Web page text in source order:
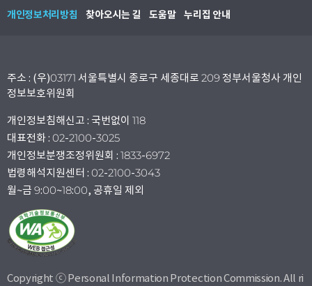
개인정보처리방침 찾아오시는 길 도움말 누리집 안내
주소 : (우)03171 서울특별시 종로구 세종대로 209 정부서울청사 개인
정보보호위원회
개인정보침해신고 : 국번없이 118
대표전화 : 02-2100-3025
개인정보분쟁조정위원회 : 1833-6972
법령해석지원센터 : 02-2100-3043
월~금 9:00~18:00, 공휴일 제외
Copyright ⓒ Personal Information Protection Commission. All ri